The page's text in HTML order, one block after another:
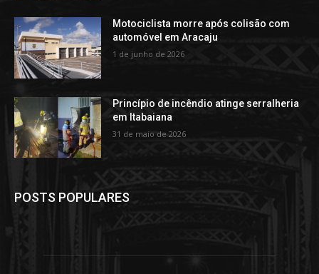
Motociclista morre após colisão com
automóvel em Aracaju
1 de junho de 2026
Princípio de incêndio atinge serralheria
em Itabaiana
31 de maio de 2026
POSTS POPULARES